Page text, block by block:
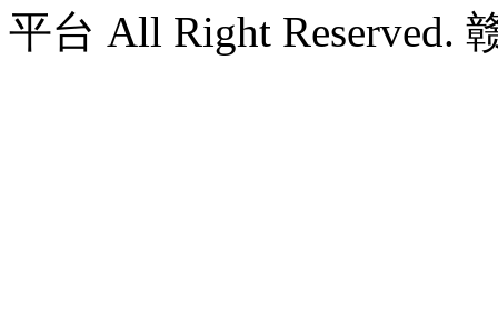
平台 All Right Reserved.